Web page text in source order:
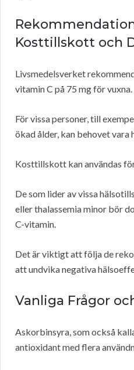
Kosttillskott och
Livsmedelsverket
vitamin C på 75 mg för vuxna.
För vissa personer, till
ökad ålder, kan behovet vara
Kosttillskott kan användas
De som lider av vissa
eller thalassemia minor bör
C-vitamin.
Det är viktigt att följa de
att undvika negativa
Vanliga Frågor
Askorbinsyra, som också
antioxidant med flera